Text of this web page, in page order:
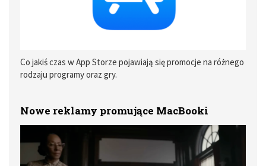
Co jakiś czas w App Storze pojawiają się promocje na różnego
rodzaju programy oraz gry.
Nowe reklamy promujące MacBooki